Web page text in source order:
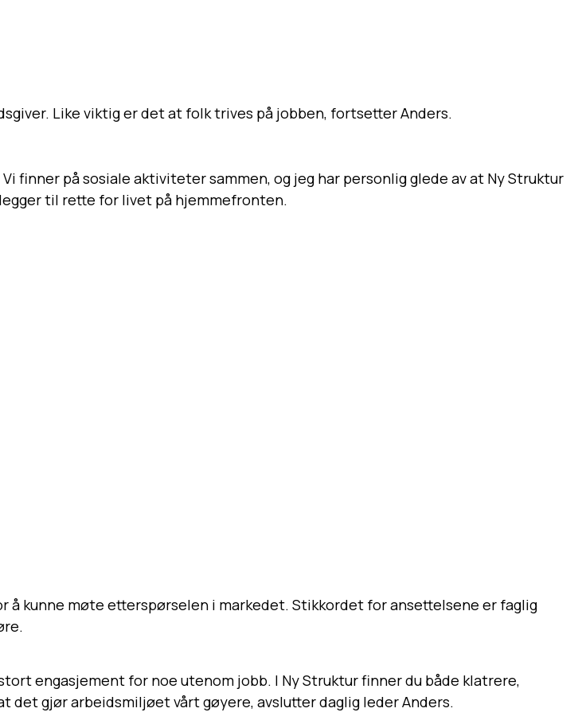
Like viktig er det at folk trives på jobben, fortsetter Anders.
finner på sosiale aktiviteter sammen, og jeg har personlig glede av at Ny Struktur
til rette for livet på hjemmefronten.
å kunne møte etterspørselen i markedet. Stikkordet for ansettelsene er faglig
engasjement for noe utenom jobb. I Ny Struktur finner du både klatrere,
det gjør arbeidsmiljøet vårt gøyere, avslutter daglig leder Anders.